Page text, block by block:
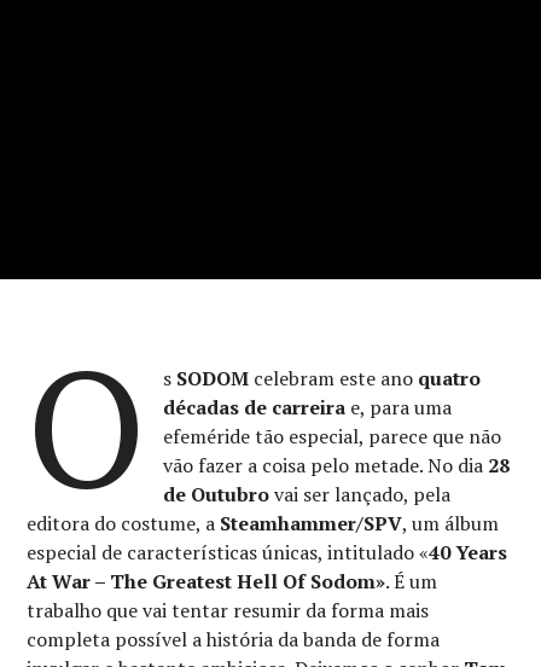
O s SODOM celebram este ano quatro
décadas de carreirae, para uma
efeméride tão especial, parece que não
vão fazer a coisa pelo metade. No dia 28
de Outubrovai ser lançado, pela
editora do costume, a Steamhammer/SPV, um álbum
especial de características únicas, intitulado «40 Years
At War – The Greatest Hell Of Sodom». É um
trabalho que vai tentar resumir da forma mais
completa possível a história da banda de forma